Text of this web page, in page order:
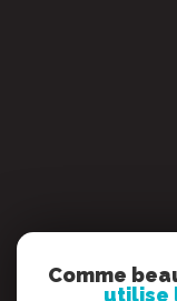
Comme
utilise